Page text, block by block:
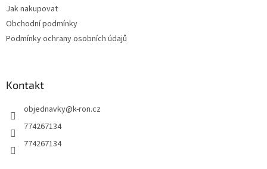
Jak nakupovat
Obchodní podmínky
Podmínky ochrany osobních údajů
Kontakt
objednavky@k-ron.cz
774267134
774267134